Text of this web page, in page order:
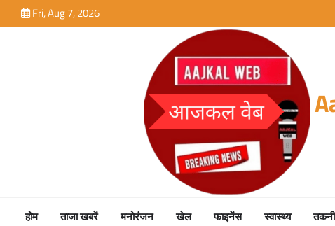
to
Fri, Aug 7, 2026
होम ताजा खबरें मनोरंजन खेल फाइनेंस स्वास्थ्य